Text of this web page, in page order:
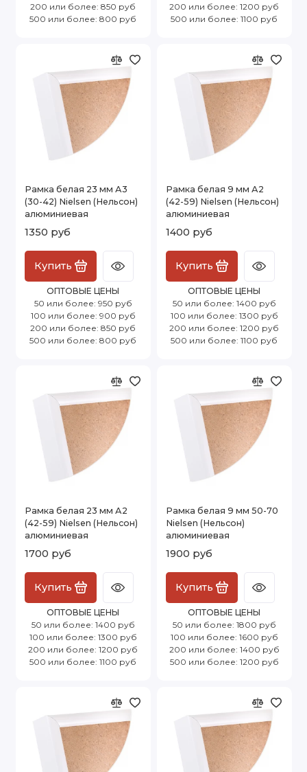
200 или более: 850 руб
500 или более: 800 руб
200 или более: 1200 руб
500 или более: 1100 руб
Рамка белая 23 мм А3
(30-42) Nielsen (Нельсон)
алюминиевая
1350 руб
Купить
ОПТОВЫЕ ЦЕНЫ
50 или более: 950 руб
100 или более: 900 руб
200 или более: 850 руб
500 или более: 800 руб
Рамка белая 9 мм А2
(42-59) Nielsen (Нельсон)
алюминиевая
1400 руб
Купить
ОПТОВЫЕ ЦЕНЫ
50 или более: 1400 руб
100 или более: 1300 руб
200 или более: 1200 руб
500 или более: 1100 руб
Рамка белая 23 мм А2
(42-59) Nielsen (Нельсон)
алюминиевая
1700 руб
Купить
ОПТОВЫЕ ЦЕНЫ
50 или более: 1400 руб
100 или более: 1300 руб
200 или более: 1200 руб
500 или более: 1100 руб
Рамка белая 9 мм 50-70
Nielsen (Нельсон)
алюминиевая
1900 руб
Купить
ОПТОВЫЕ ЦЕНЫ
50 или более: 1800 руб
100 или более: 1600 руб
200 или более: 1400 руб
500 или более: 1200 руб